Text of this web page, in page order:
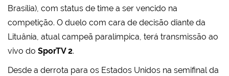
Brasília), com status de time a ser vencido na
competição. O duelo com cara de decisão diante da
Lituânia, atual campeã paralímpica, terá transmissão ao
vivo do SporTV 2.
Desde a derrota para os Estados Unidos na semifinal da